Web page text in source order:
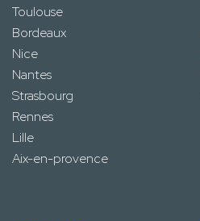
Toulouse
Bordeaux
Nice
Nantes
Strasbourg
Rennes
Lille
Aix-en-provence